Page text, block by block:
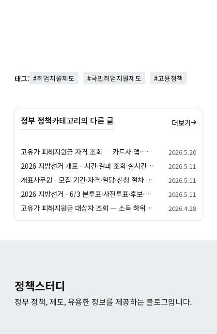
태그: #취업지원제도 #국민취업지원제도 #고용정책
정부 정책카테고리의 다른 글 더보기
고유가 피해지원금 자격 조회 — 카드사 앱·정부24·간편 자가진단 방법 정리 2026.5.20
2026 지방선거 개표 - 시간·결과 조회·실시간 확인 안내 2026.5.11
개표사무원 - 모집 기간·자격·일당·신청 절차 안내 2026.5.11
2026 지방선거 - 6/3 본투표·사전투표·후보·일정 종합 안내 2026.5.11
고유가 피해지원금 대상자 조회 — 소득 하위 70% 자가진단·가구원수별 건강보험료 기준 2026.4.28
정책스터디
정부 정책, 제도, 유용한 정보를 제공하는 블로그입니다.